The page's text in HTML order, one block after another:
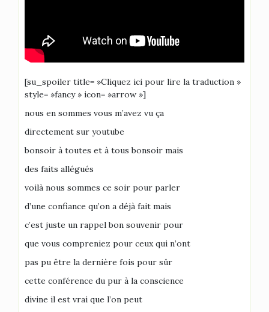
[su_spoiler title= »Cliquez ici pour lire la traduction »
style= »fancy » icon= »arrow »]
nous en sommes vous m’avez vu ça
directement sur youtube
bonsoir à toutes et à tous bonsoir mais
des faits allégués
voilà nous sommes ce soir pour parler
d’une confiance qu’on a déjà fait mais
c’est juste un rappel bon souvenir pour
que vous compreniez pour ceux qui n’ont
pas pu être la dernière fois pour sûr
cette conférence du pur à la conscience
divine il est vrai que l’on peut